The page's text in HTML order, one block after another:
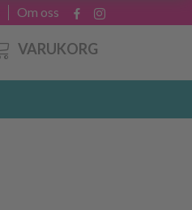
Om oss
VARUKORG